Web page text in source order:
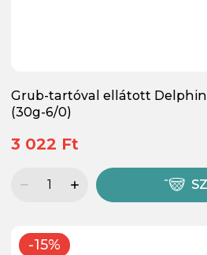
Grub-tartóval ellátott Delphin
(30g-6/0)
3 022 Ft
-15%